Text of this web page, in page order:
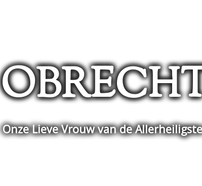
Onze Lieve Vrouw van de